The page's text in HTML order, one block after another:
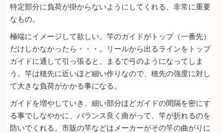
特定部分に負荷が掛からないようにしてくれる、非常に重要
なもの。
極端にイメージして欲しい。竿のガイドがトップ（一番先）
だけしかなかったら・・・。リールから出るラインをトップ
ガイドに通して引っ張ると、まるで弓のようになってしま
う。竿は穂先に近いほど細い作りなので、穂先の強度に対し
て大きな負荷がかかる事になる。
ガイドを増やしていき、細い部分ほどガイドの間隔を密にす
る事でしなやかに、バランス良く曲がって、竿が折れるのを
防いでくれる。市販の竿などはメーカーがその竿の曲がりに